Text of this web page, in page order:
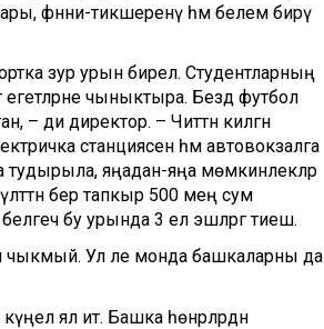
фәнни-тикшеренү һәм белем бирү
зур урын бирелә. Студентларның
чыныктыра. Бездә футбол
ди директор. – Читтән килгән
станциясенә һәм автовокзалга
тудырыла, яңадан-яңа мөмкинлекләр
бер тапкыр 500 мең сум
бу урында 3 ел эшләргә тиеш.
чыкмый. Ул әле монда башкаларны да
ял итә. Башка һөнәрләрдән